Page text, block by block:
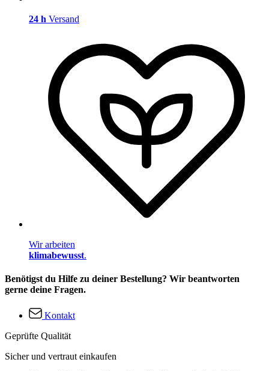
24 h Versand
Wir arbeiten
klimabewusst.
Benötigst du Hilfe zu deiner Bestellung? Wir beantworten
gerne deine Fragen.
Kontakt
Geprüfte Qualität
Sicher und vertraut einkaufen